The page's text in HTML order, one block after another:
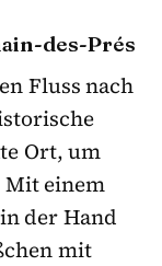
des-Prés
Fluss nach
Ort, um
Mit einem
der Hand
mit